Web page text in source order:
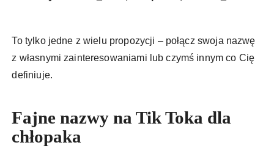
To tylko jedne z wielu propozycji – połącz swoja nazwę
z własnymi zainteresowaniami lub czymś innym co Cię
definiuje.
Fajne nazwy na Tik Toka dla
chłopaka